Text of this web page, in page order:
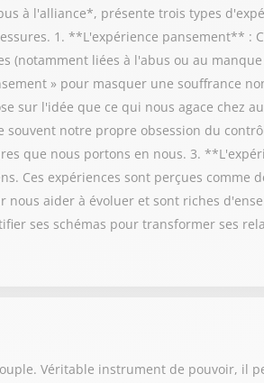
à l'alliance*, présente trois types
1. **L'expérience pansement** :
(notamment liées à l'abus ou au
» pour masquer une souffrance
sur l'idée que ce qui nous agace chez
notre propre obsession du
que nous portons en nous. 3.
Ces expériences sont perçues comme
aider à évoluer et sont riches
ses schémas pour transformer ses
Véritable instrument de pouvoir, il